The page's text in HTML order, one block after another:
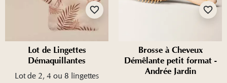
favorite_border
Lot de Lingettes
Démaquillantes
Lot de 2, 4 ou 8 lingettes
favorite_border
Brosse à Cheveux
Démêlante petit format -
Andrée Jardin